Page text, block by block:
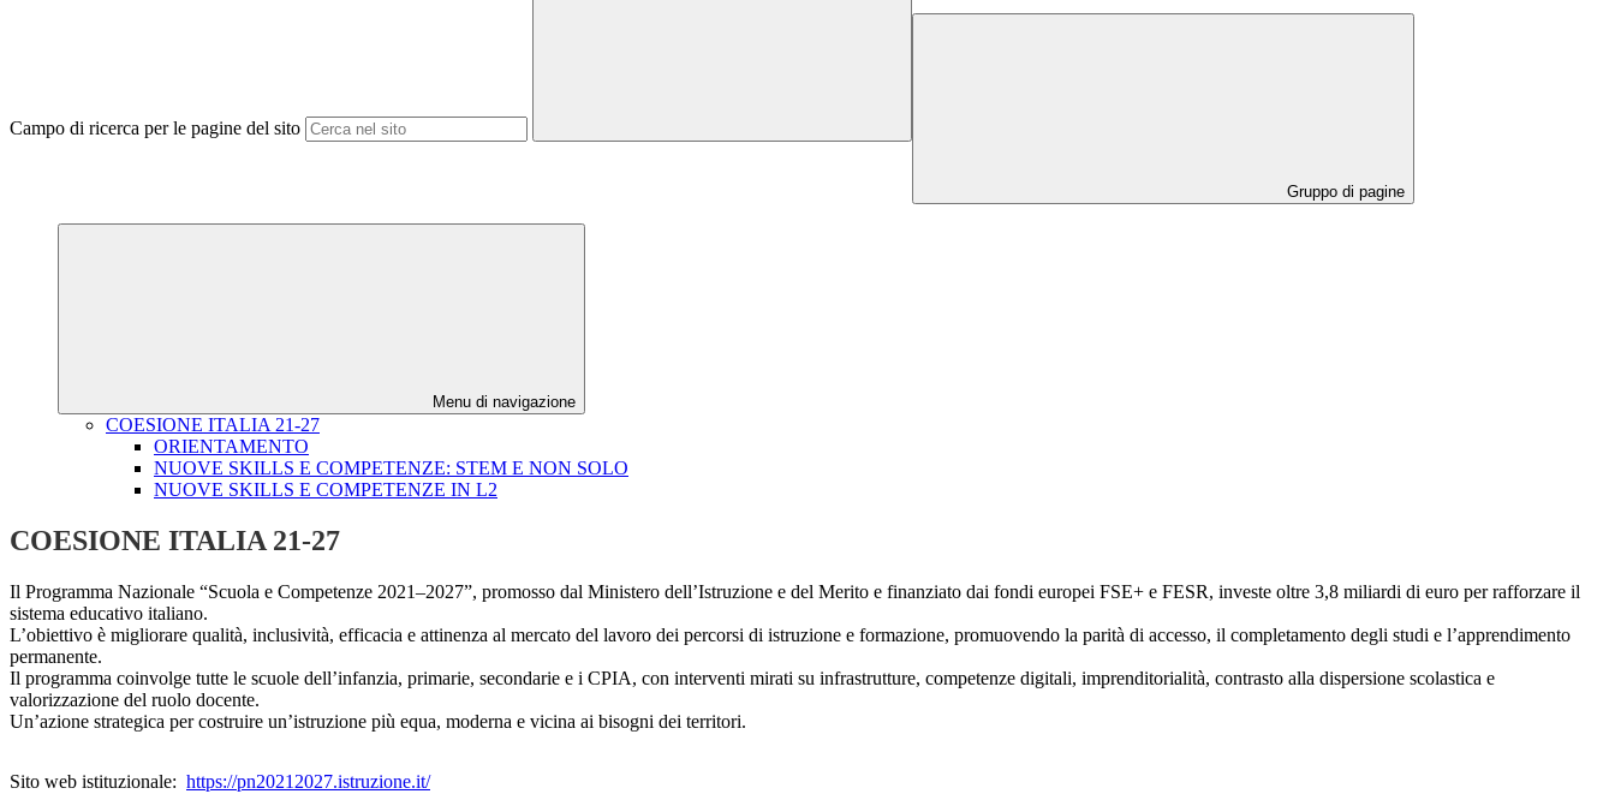
Campo di ricerca per le pagine del sito
Gruppo di pagine
Menu di navigazione
COESIONE ITALIA 21-27
ORIENTAMENTO
NUOVE SKILLS E COMPETENZE: STEM E NON SOLO
NUOVE SKILLS E COMPETENZE IN L2
COESIONE ITALIA 21-27
Il Programma Nazionale “Scuola e Competenze 2021–2027”, promosso dal Ministero dell’Istruzione e del Merito e finanziato dai fondi europei FSE+ e FESR, investe oltre 3,8 miliardi di euro per rafforzare il
sistema educativo italiano.
L’obiettivo è migliorare qualità, inclusività, efficacia e attinenza al mercato del lavoro dei percorsi di istruzione e formazione, promuovendo la parità di accesso, il completamento degli studi e l’apprendimento
permanente.
Il programma coinvolge tutte le scuole dell’infanzia, primarie, secondarie e i CPIA, con interventi mirati su infrastrutture, competenze digitali, imprenditorialità, contrasto alla dispersione scolastica e
valorizzazione del ruolo docente.
Un’azione strategica per costruire un’istruzione più equa, moderna e vicina ai bisogni dei territori.
Sito web istituzionale: https://pn20212027.istruzione.it/